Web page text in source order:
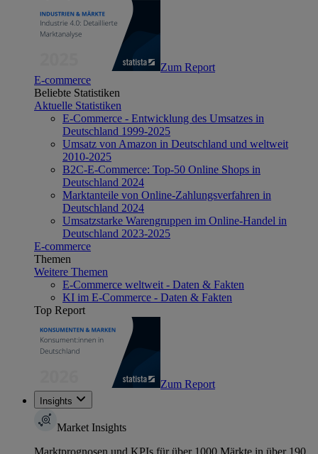
Zum Report
E-commerce
Beliebte Statistiken
Aktuelle Statistiken
E-Commerce - Entwicklung des Umsatzes in
Deutschland 1999-2025
Umsatz von Amazon in Deutschland und weltweit
2010-2025
B2C-E-Commerce: Top-50 Online Shops in
Deutschland 2024
Marktanteile von Online-Zahlungsverfahren in
Deutschland 2024
Umsatzstarke Warengruppen im Online-Handel in
Deutschland 2023-2025
E-commerce
Themen
Weitere Themen
E-Commerce weltweit - Daten & Fakten
KI im E-Commerce - Daten & Fakten
Top Report
Zum Report
Insights
Market Insights
Marktprognosen und KPIs für über 1000 Märkte in über 190